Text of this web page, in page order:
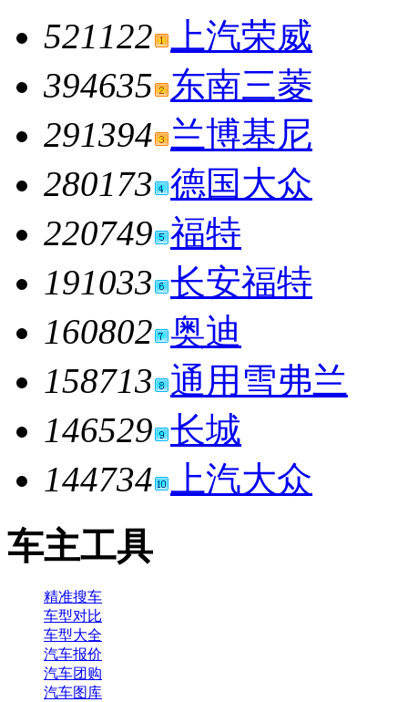
521122
上汽荣威
394635 东南三菱
291394 兰博基尼
280173 德国大众
220749 福特
191033 长安福特
160802 奥迪
158713 通用雪弗兰
146529 长城
144734
上汽大众
车主工具
精准搜车
车型对比
车型大全
汽车报价
汽车团购
汽车图库